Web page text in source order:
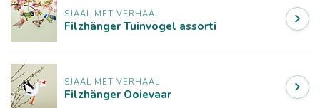
SJAAL MET VERHAAL
Filzhänger Tuinvogel assorti
SJAAL MET VERHAAL
Filzhänger Ooievaar